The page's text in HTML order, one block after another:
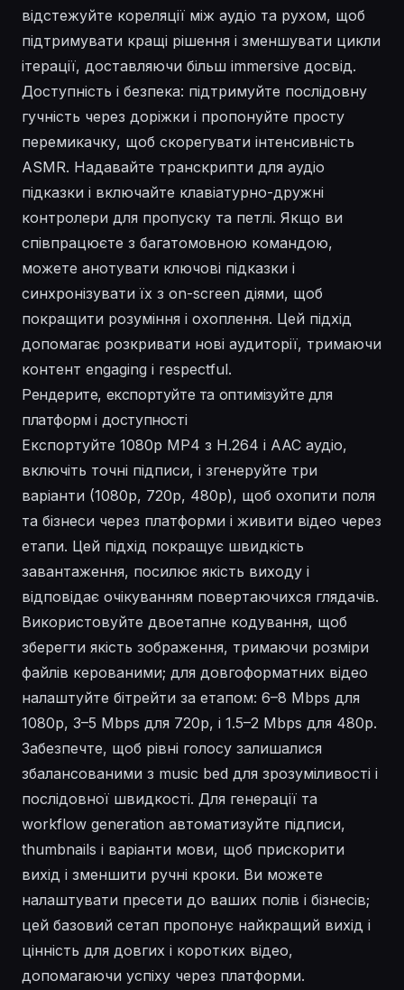
відстежуйте кореляції між аудіо та рухом, щоб
підтримувати кращі рішення і зменшувати цикли
ітерації, доставляючи більш immersive досвід.
Доступність і безпека: підтримуйте послідовну
гучність через доріжки і пропонуйте просту
перемикачку, щоб скорегувати інтенсивність
ASMR. Надавайте транскрипти для аудіо
підказки і включайте клавіатурно-дружні
контролери для пропуску та петлі. Якщо ви
співпрацюєте з багатомовною командою,
можете анотувати ключові підказки і
синхронізувати їх з on-screen діями, щоб
покращити розуміння і охоплення. Цей підхід
допомагає розкривати нові аудиторії, тримаючи
контент engaging і respectful.
Рендерите, експортуйте та оптимізуйте для
платформ і доступності
Експортуйте 1080p MP4 з H.264 і AAC аудіо,
включіть точні підписи, і згенеруйте три
варіанти (1080p, 720p, 480p), щоб охопити поля
та бізнеси через платформи і живити відео через
етапи. Цей підхід покращує швидкість
завантаження, посилює якість виходу і
відповідає очікуванням повертаючихся глядачів.
Використовуйте двоетапне кодування, щоб
зберегти якість зображення, тримаючи розміри
файлів керованими; для довгоформатних відео
налаштуйте бітрейти за етапом: 6–8 Mbps для
1080p, 3–5 Mbps для 720p, і 1.5–2 Mbps для 480p.
Забезпечте, щоб рівні голосу залишалися
збалансованими з music bed для зрозуміливості і
послідовної швидкості. Для генерації та
workflow generation автоматизуйте підписи,
thumbnails і варіанти мови, щоб прискорити
вихід і зменшити ручні кроки. Ви можете
налаштувати пресети до ваших полів і бізнесів;
цей базовий сетап пропонує найкращий вихід і
цінність для довгих і коротких відео,
допомагаючи успіху через платформи.